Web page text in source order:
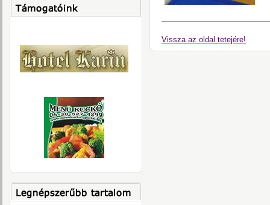
Vissza az oldal tetejére!